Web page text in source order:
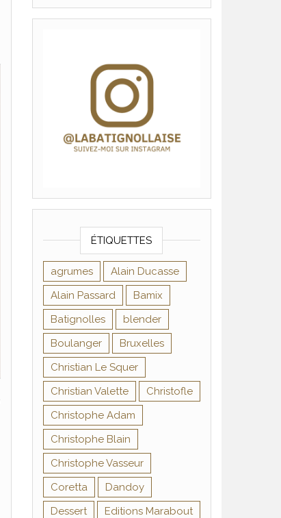
ÉTIQUETTES
agrumes
Alain Ducasse
Alain Passard
Bamix
Batignolles
blender
Boulanger
Bruxelles
Christian Le Squer
Christian Valette
Christofle
Christophe Adam
Christophe Blain
Christophe Vasseur
Coretta
Dandoy
Dessert
Editions Marabout